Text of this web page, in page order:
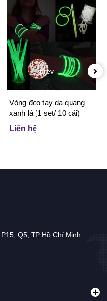
Vòng đeo tay dạ quang
xanh lá (1 set/ 10 cái)
Liên hệ
prev
Q5, TP Hồ Chí Minh